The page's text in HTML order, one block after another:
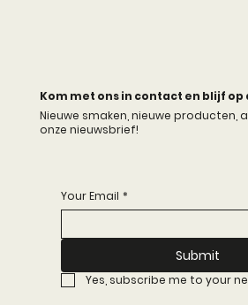
Kom met ons in contact en blijf op
Nieuwe smaken, nieuwe producten,
onze nieuwsbrief!
Your Email *
Submit
Yes, subscribe me to your